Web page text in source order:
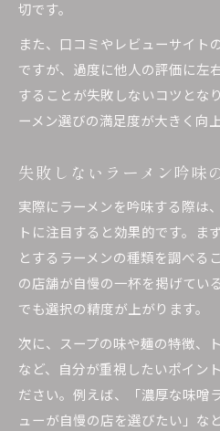
切です。
また、口コミやレビューサイト
ですが、過度に他人の評価に左
することが失敗しないコツとな
ーメン選びの満足度が大きく向上
失敗しないラーメン吟味
実際にラーメンを吟味する際は
トに注目すると効果的です。ま
とするラーメンの種類を調べる
の店舗が自慢の一杯を掲げてい
でも選択の精度が上がります。
次に、スープの味や麺の特徴、
など、自分が重視したいポイン
ださい。例えば、「濃厚な味噌
ューが自慢の店を選びたい」な